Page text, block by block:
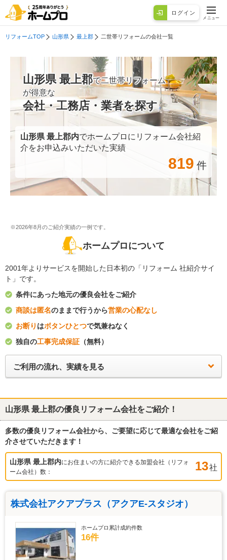
ログイン
メニュー
リフォームTOP 山形県 最上郡 二世帯リフォームの会社一覧
山形県 最上郡で二世帯リフォーム
が得意な
会社・工務店・業者を探す
山形県 最上郡内でホームプロにリフォーム会社紹
介をお申込みいただいた実績
819 件
※2026年8月のご紹介実績の一例です。
ホームプロについて
2001年よりサービスを開始した日本初の「リフォーム 社紹介サイ
ト」です。
条件にあった地元の優良会社をご紹介
商談は匿名のままで行うから営業の心配なし
お断り はボタンひとつで気兼ねなく
独自の工事完成保証 （無料）
ご利用の流れ、実績を見る
山形県 最上郡の優良リフォーム会社をご紹介！
多数の優良リフォーム会社から、ご要望に応じて最適な会社をご紹
介させていただきます！
山形県 最上郡内にお住まいの方に紹介できる加盟会社（リフォ
ーム会社）数：
13社
株式会社アクアプラス（アクアE-スタジオ）
ホームプロ累計成約件数
16件